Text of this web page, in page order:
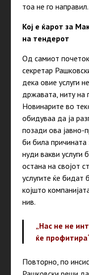
тоа не го направил.
Кој е ќарот за
на тендерот
Од самиот
секретар
дека овие услуги
државата, ниту на
Новинарите во
обидуваа да ја
позади ова јавно-
би била
нуди вакви услуги
остана на својот
услугите ќе бидат
којшто
нив.
„Нас не не
ќе профитира
Повторно, по